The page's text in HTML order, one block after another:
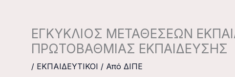
ΕΓΚΥΚΛΙΟΣ ΜΕΤΑΘΕΣΕΩΝ
ΠΡΩΤΟΒΑΘΜΙΑΣ ΕΚΠΑΙΔΕΥΣΗΣ
/ ΕΚΠΑΙΔΕΥΤΙΚΟΙ / Από ΔΙΠΕ